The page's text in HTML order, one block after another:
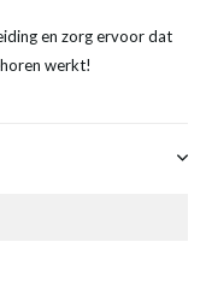
en zorg ervoor dat
werkt!